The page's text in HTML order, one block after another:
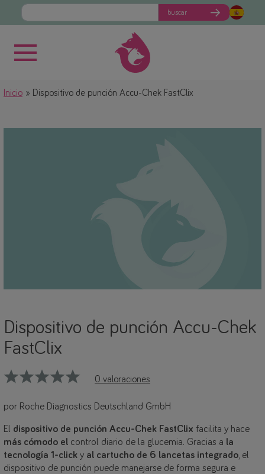
buscar
Inicio Dispositivo de punción Accu-Chek FastClix
Dispositivo de punción Accu-Chek
FastClix
0 valoraciones
por Roche Diagnostics Deutschland GmbH
El dispositivo de punción Accu-Chek FastClix facilita y hace
más cómodo el control diario de la glucemia. Gracias a la
tecnología 1-click y al cartucho de 6 lancetas integrado, el
dispositivo de punción puede manejarse de forma segura e